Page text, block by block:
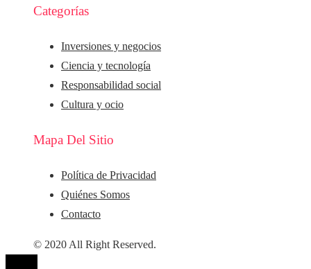
Categorías
Inversiones y negocios
Ciencia y tecnología
Responsabilidad social
Cultura y ocio
Mapa Del Sitio
Política de Privacidad
Quiénes Somos
Contacto
© 2020 All Right Reserved.